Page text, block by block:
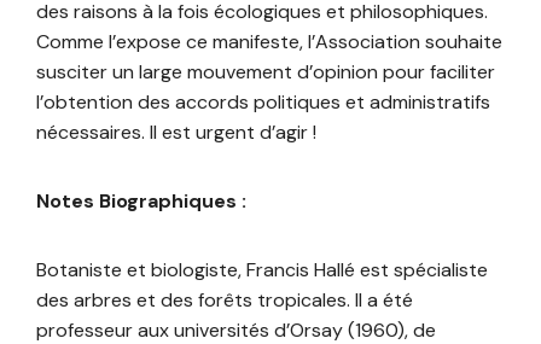
des raisons à la fois écologiques et philosophiques.
Comme l’expose ce manifeste, l’Association souhaite
susciter un large mouvement d’opinion pour faciliter
l’obtention des accords politiques et administratifs
nécessaires. Il est urgent d’agir !
Notes Biographiques :
Botaniste et biologiste, Francis Hallé est spécialiste
des arbres et des forêts tropicales. Il a été
professeur aux universités d’Orsay (1960), de